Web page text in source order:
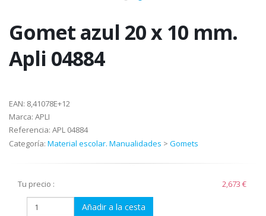
Gomet azul 20 x 10 mm.
Apli 04884
EAN: 8,41078E+12
Marca: APLI
Referencia: APL 04884
Categoría: Material escolar. Manualidades > Gomets
Tu precio : 2,673 €
Añadir a la cesta